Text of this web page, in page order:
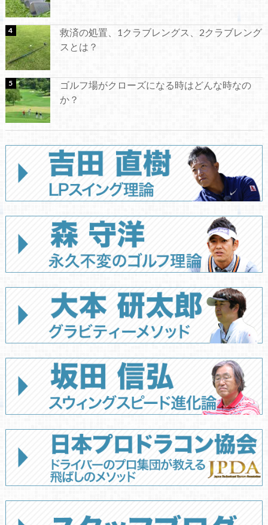
救済の処置、1クラブレングス、2クラブレング
スとは？
ゴルフ場がクローズになる時はどんな時なの
か？